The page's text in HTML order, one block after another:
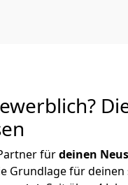
fürdeinen
Grundlage für